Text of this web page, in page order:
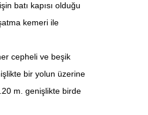
batı kapısı olduğu
kemeri ile
cepheli ve beşik
bir yolun üzerine
m. genişlikte birde